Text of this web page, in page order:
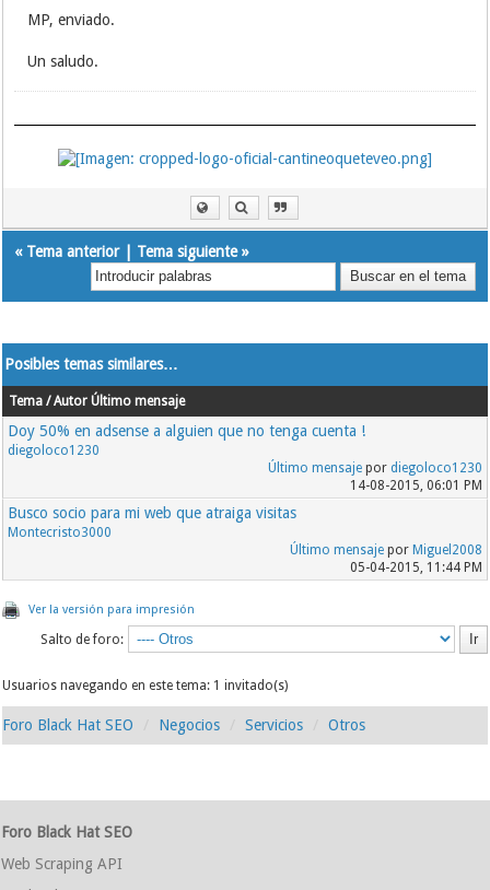
MP, enviado.
Un saludo.
« Tema anterior| Tema siguiente»
Posibles temas similares…
Tema / Autor Último mensaje
Doy 50% en adsense a alguien que no tenga cuenta !
diegoloco1230
Último mensajepor diegoloco1230
14-08-2015, 06:01 PM
Busco socio para mi web que atraiga visitas
Montecristo3000
Último mensajepor Miguel2008
05-04-2015, 11:44 PM
Ver la versión para impresión
Salto de foro:
Usuarios navegando en este tema: 1 invitado(s)
Foro Black Hat SEO Negocios Servicios Otros
Foro Black Hat SEO
Web Scraping API